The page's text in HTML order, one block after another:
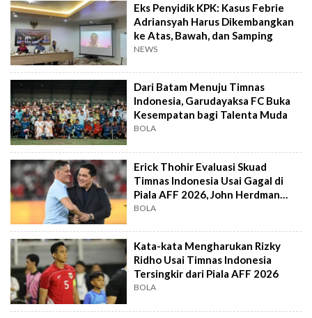
Eks Penyidik KPK: Kasus Febrie
Adriansyah Harus Dikembangkan
ke Atas, Bawah, dan Samping
NEWS
Dari Batam Menuju Timnas
Indonesia, Garudayaksa FC Buka
Kesempatan bagi Talenta Muda
BOLA
Erick Thohir Evaluasi Skuad
Timnas Indonesia Usai Gagal di
Piala AFF 2026, John Herdman
Out?
BOLA
Kata-kata Mengharukan Rizky
Ridho Usai Timnas Indonesia
Tersingkir dari Piala AFF 2026
BOLA